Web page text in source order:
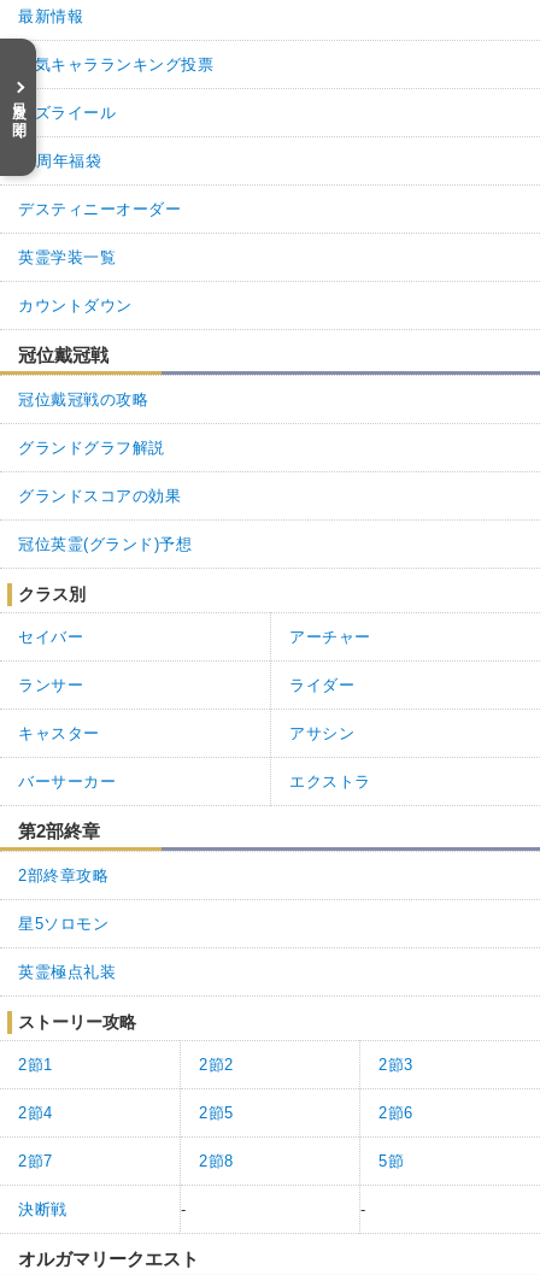
名無しさん
画像がニコラ・テスラになってますよ
返信(0) 1 0
目次を開く
最新情報
人気キャラランキング投票
アズライール
11周年福袋
デスティニーオーダー
英霊学装一覧
カウントダウン
冠位戴冠戦
冠位戴冠戦の攻略
グランドグラフ解説
グランドスコアの効果
冠位英霊(グランド)予想
クラス別
セイバー アーチャー
ランサー ライダー
キャスター アサシン
バーサーカー エクストラ
第2部終章
2部終章攻略
星5ソロモン
英霊極点礼装
ストーリー攻略
2節1 2節2 2節3
2節4 2節5 2節6
2節7 2節8 5節
決断戦 - -
オルガマリークエスト